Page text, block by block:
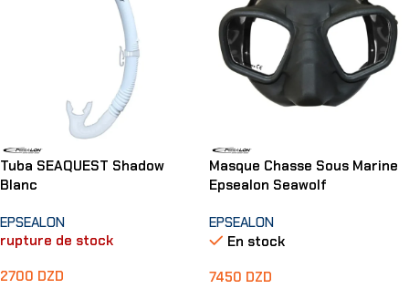
Tuba SEAQUEST Shadow
Blanc
EPSEALON
rupture de stock
2700 DZD
Masque Chasse Sous Marine
Epsealon Seawolf
EPSEALON
En stock
7450 DZD